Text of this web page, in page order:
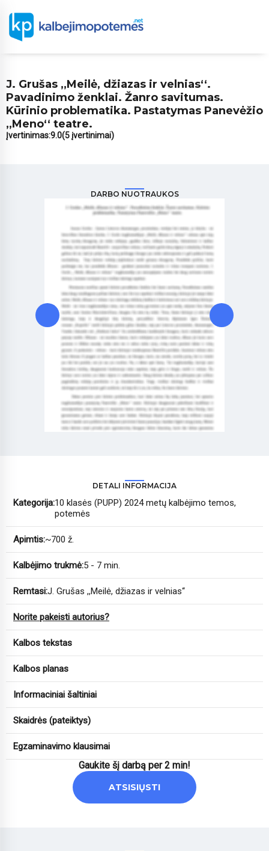
J. Grušas ,,Meilė, džiazas ir velnias‘‘.
Pavadinimo ženklai. Žanro savitumas.
Kūrinio problematika. Pastatymas Panevėžio
,,Meno‘‘ teatre.
Įvertinimas:9.0(5 įvertinimai)
DARBO NUOTRAUKOS
DETALI INFORMACIJA
Kategorija:10 klasės (PUPP) 2024 metų kalbėjimo temos,
potemės
Apimtis:~700 ž.
Kalbėjimo trukmė:5 - 7 min.
Remtasi:J. Grušas ,,Meilė, džiazas ir velnias‘‘
Norite pakeisti autorius?
Kalbos tekstas
Kalbos planas
Informaciniai šaltiniai
Skaidrės (pateiktys)
Egzaminavimo klausimai
Gaukite šį darbą per 2 min!
ATSISIŲSTI